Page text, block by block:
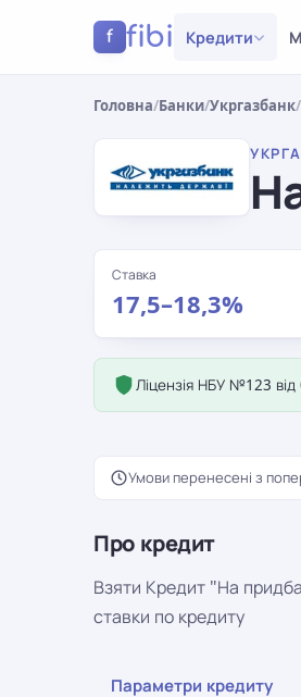
f fibi Кредити
Головна/Банки/Укргазбанк/
Ставка
17,5–18,3%
Ліцензія НБУ №123
Умови перенесені з
Про кредит
Взяти Кредит "На
ставки по кредиту
Параметри кредиту